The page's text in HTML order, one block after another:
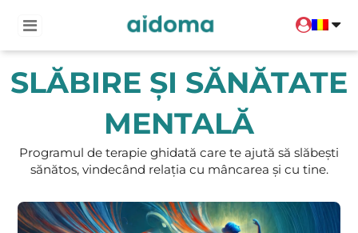
Programe terapeutice
Resurse
En
SLĂBIRE ȘI SĂNĂTATE
MENTALĂ
Programul de terapie ghidată care te ajută să slăbești
sănătos, vindecând relația cu mâncarea și cu tine.